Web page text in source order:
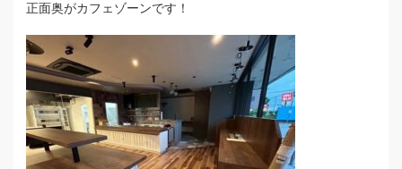
正面奥がカフェゾーンです！